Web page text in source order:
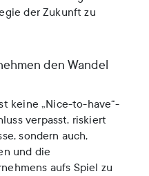
der Zukunft zu
den Wandel
keine „Nice-to-have“-
verpasst, riskiert
sondern auch,
und die
aufs Spiel zu